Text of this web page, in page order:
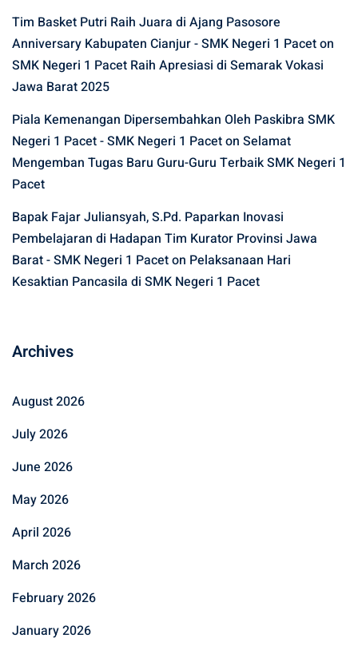
Tim Basket Putri Raih Juara di Ajang Pasosore
Anniversary Kabupaten Cianjur - SMK Negeri 1 Paceton
SMK Negeri 1 Pacet Raih Apresiasi di Semarak Vokasi
Jawa Barat 2025
Piala Kemenangan Dipersembahkan Oleh Paskibra SMK
Negeri 1 Pacet - SMK Negeri 1 Paceton Selamat
Mengemban Tugas Baru Guru-Guru Terbaik SMK Negeri 1
Pacet
Bapak Fajar Juliansyah, S.Pd. Paparkan Inovasi
Pembelajaran di Hadapan Tim Kurator Provinsi Jawa
Barat - SMK Negeri 1 Paceton Pelaksanaan Hari
Kesaktian Pancasila di SMK Negeri 1 Pacet
Archives
August 2026
July 2026
June 2026
May 2026
April 2026
March 2026
February 2026
January 2026